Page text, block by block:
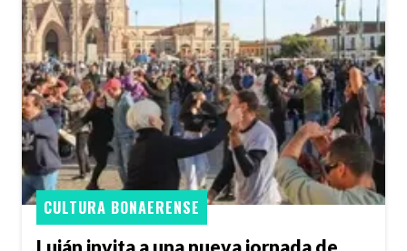
Luján invita a una nueva jornada de
CULTURA BONAERENSE